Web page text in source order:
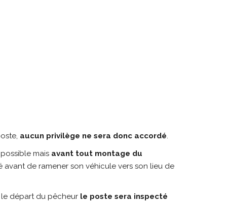
aucun privilège ne sera donc accordé.
mais avant tout montage du
de ramener son véhicule vers son lieu de
le départ du pêcheur le poste sera inspecté